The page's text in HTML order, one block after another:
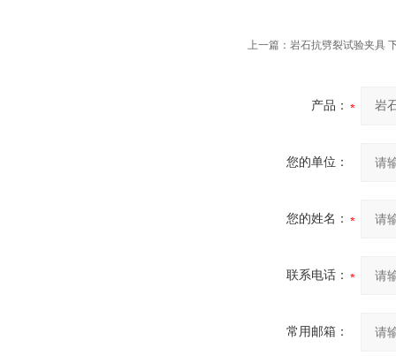
上一篇： 岩石抗劈裂试验夹具
产品：
您的单位：
您的姓名：
联系电话：
常用邮箱：